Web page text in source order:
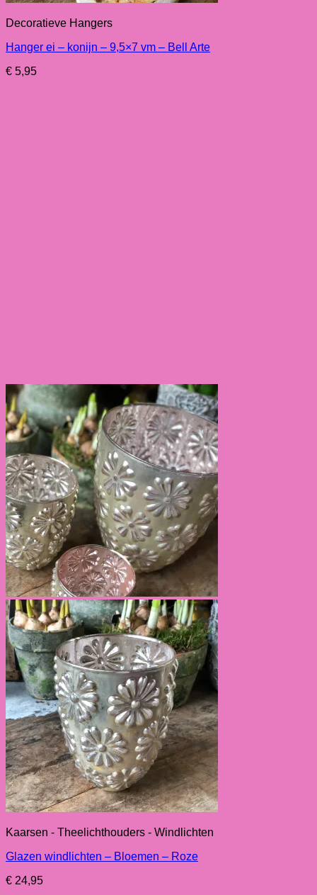
Decoratieve Hangers
Hanger ei – konijn – 9,5×7 vm – Bell Arte
€ 5,95
Kaarsen - Theelichthouders - Windlichten
Glazen windlichten – Bloemen – Roze
€ 24,95